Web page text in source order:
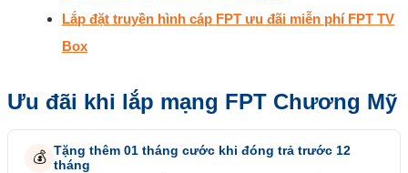
Lắp đặt truyền hình cáp FPT ưu đãi miễn phí FPT TV
Box
Ưu đãi khi lắp mạng FPT Chương Mỹ
💰 Tặng thêm 01 tháng cước khi đóng trả trước 12
tháng